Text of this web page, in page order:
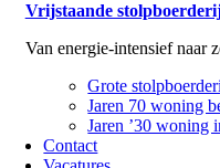
Vrijstaande
Van energie-intensief naar
Grote
Jaren 70 woning
Jaren ’30 woning
Contact